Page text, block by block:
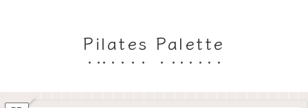
Pilates Palette